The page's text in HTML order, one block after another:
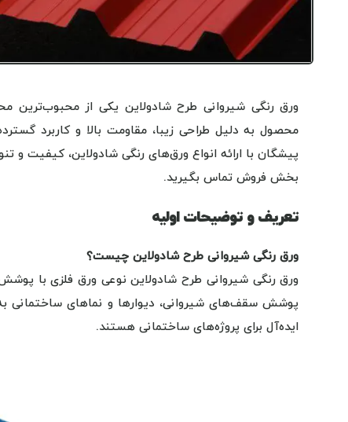
ورق رنگی شیروانی طرح شادولاین یکی از
محصول به دلیل طراحی زیبا، مقاومت بالا و کاربرد
پیشگان با ارائه انواع ورق‌های رنگی شادولاین، کیفیت و
بخش فروش تماس بگیرید.
تعریف و توضیحات اولیه
ورق رنگی شیروانی طرح شادولاین چیست؟
ورق رنگی شیروانی طرح شادولاین نوعی ورق فلزی با
پوشش سقف‌های شیروانی، دیوارها و نماهای ساختمانی به
ایده‌آل برای پروژه‌های ساختمانی هستند.